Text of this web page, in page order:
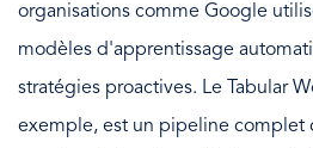
organisations comme Google
modèles d'apprentissage
stratégies proactives. Le Tabular
exemple, est un pipeline complet